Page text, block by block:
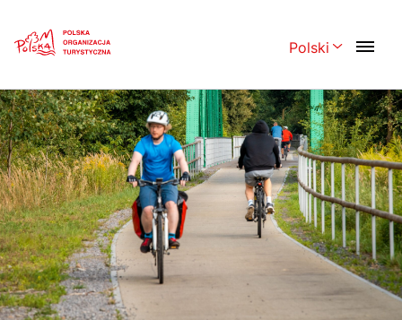
Polski
Polski English
Česká 中国
Dansk Deutsch
Español Français
Italiano
Nederlands